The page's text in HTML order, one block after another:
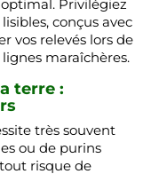
Privilégiez
conçus avec
vos relevés lors de
maraîchères.
terre :
très souvent
ou de purins
risque de